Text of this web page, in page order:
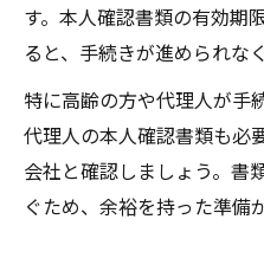
す。本人確認書類の有効期
ると、手続きが進められな
特に高齢の方や代理人が手
代理人の本人確認書類も必
会社と確認しましょう。書
ぐため、余裕を持った準備